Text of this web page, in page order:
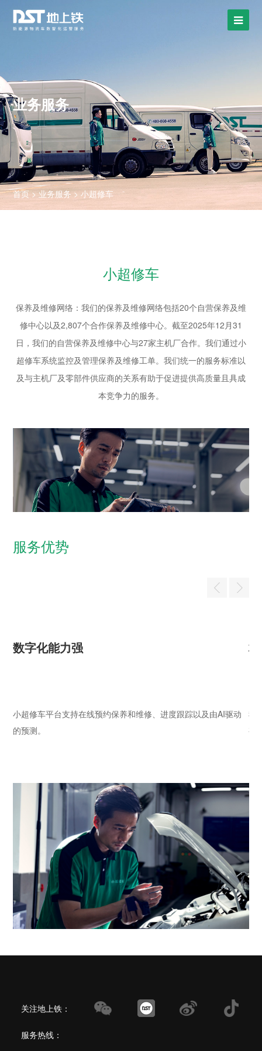
业务服务
首页 > 业务服务>小超修车
小超修车
保养及维修网络：我们的保养及维修网络包括20个自营保养及维
修中心以及2,807个合作保养及维修中心。截至2025年12月31
日，我们的自营保养及维修中心与27家主机厂合作。我们通过小
超修车系统监控及管理保养及维修工单。我们统一的服务标准以
及与主机厂及零部件供应商的关系有助于促进提供高质量且具成
本竞争力的服务。
服务优势
数字化能力强
小超修车平台支持在线预约保养和维修、进度跟踪以及由AI驱动
的预测。
我
有
关注地上铁：
服务热线：